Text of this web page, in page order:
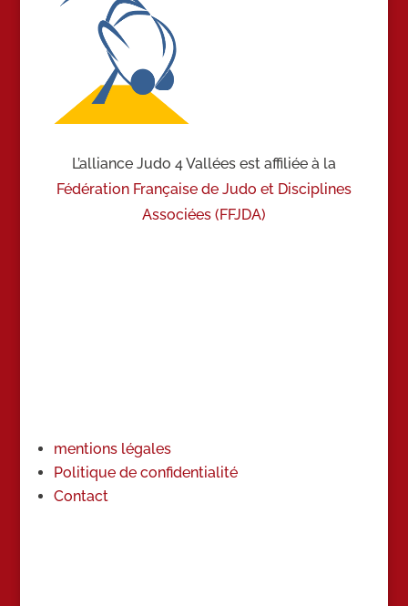
L’alliance Judo 4 Vallées est affiliée à la
Fédération Française de Judo et Disciplines
Associées (FFJDA)
mentions légales
Politique de confidentialité
Contact